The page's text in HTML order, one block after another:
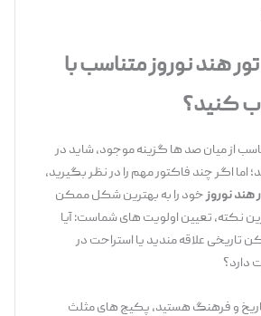
نوروز متناسب با
صد ها گزینه موجود، شاید در
چند فاکتور مهم را در نظر بگیرید،
خود را به بهترین شکل ممکن
تعیین اولویت ‌های شماست: آیا
علاقه‌ مندید یا استراحت در
فرهنگ هستید، پکیج‌ های مثلث